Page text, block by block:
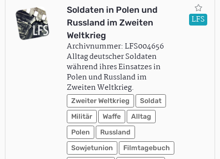
Soldaten in Polen und
Russland im Zweiten
Weltkrieg
Archivnummer: LFS004656
Alltag deutscher Soldaten
während ihres Einsatzes in
Polen und Russland im
Zweiten Weltkrieg.
Zweiter Weltkrieg
Soldat
Militär
Waffe
Alltag
Polen
Russland
Sowjetunion
Filmtagebuch
LFS